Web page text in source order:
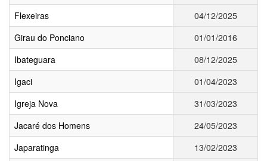
Flexeiras
04/12/2025
Girau do Ponciano
01/01/2016
Ibateguara
08/12/2025
Igaci
01/04/2023
Igreja Nova
31/03/2023
Jacaré dos Homens
24/05/2023
Japaratinga
13/02/2023